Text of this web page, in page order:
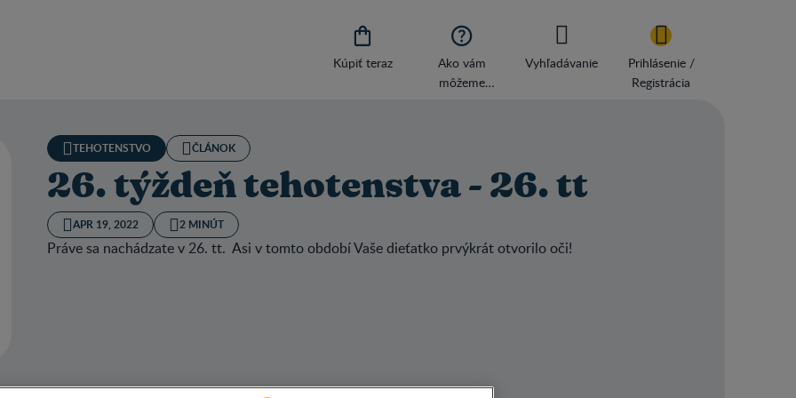

Kúpiť teraz

Ako vám
môžeme
Vyhľadávanie
Prihlásenie /
Registrácia
TEHOTENSTVO ČLÁNOK
26. týždeň tehotenstva - 26. tt
APR 19, 2022 2 MINÚT
Práve sa nachádzate v 26. tt. Asi v tomto období Vaše dieťatko prvýkrát otvorilo oči!